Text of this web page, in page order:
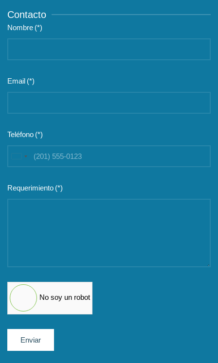
Contacto
Nombre (*)
Email (*)
Teléfono (*)
United
Requerimiento (*)
No soy un robot
Enviar